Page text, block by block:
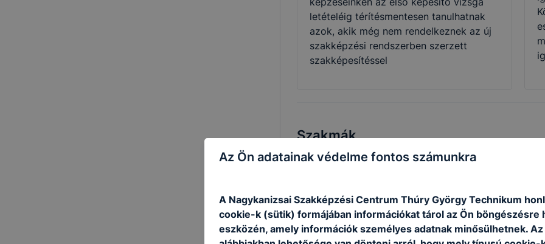
letételéig térítésmentesen tanulhatnak
azok, akik még nem rendelkeznek az új
szakképzési rendszerben szerzett
szakképesítéssel
Szakmák
Az Ön adatainak védelme fontos számunkra
A Nagykanizsai Szakképzési Centrum Thúry György Technikum
cookie-k (sütik) formájában információkat tárol az Ön böngészésre
eszközén, amely információk személyes adatnak minősülhetnek. Az